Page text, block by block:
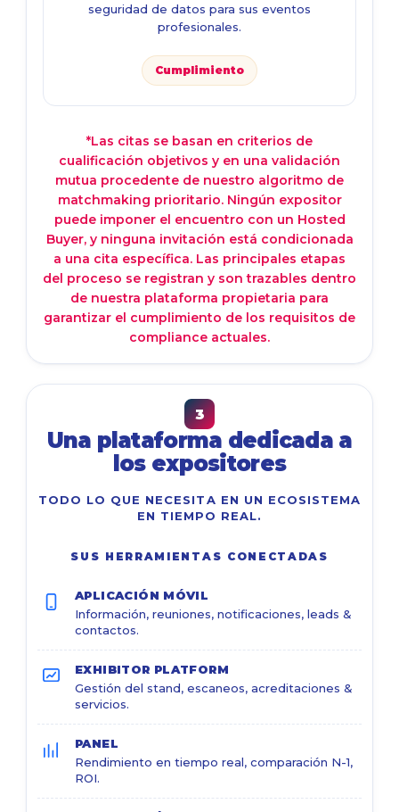
seguridad de datos para sus eventos
profesionales.
Cumplimiento
*Las citas se basan en criterios de
cualificación objetivos y en una validación
mutua procedente de nuestro algoritmo de
matchmaking prioritario. Ningún expositor
puede imponer el encuentro con un Hosted
Buyer, y ninguna invitación está condicionada
a una cita específica. Las principales etapas
del proceso se registran y son trazables dentro
de nuestra plataforma propietaria para
garantizar el cumplimiento de los requisitos de
compliance actuales.
3
Una plataforma dedicada a
los expositores
TODO LO QUE NECESITA EN UN ECOSISTEMA
EN TIEMPO REAL.
SUS HERRAMIENTAS CONECTADAS
APLICACIÓN MÓVIL
Información, reuniones, notificaciones, leads &
contactos.
EXHIBITOR PLATFORM
Gestión del stand, escaneos, acreditaciones &
servicios.
PANEL
Rendimiento en tiempo real, comparación N-1,
ROI.